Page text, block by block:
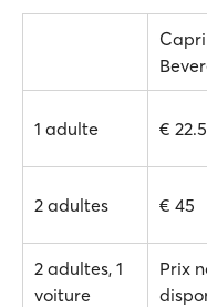
1 adulte € 22.5
2 adultes € 45
2 adultes, 1
voiture
Prix